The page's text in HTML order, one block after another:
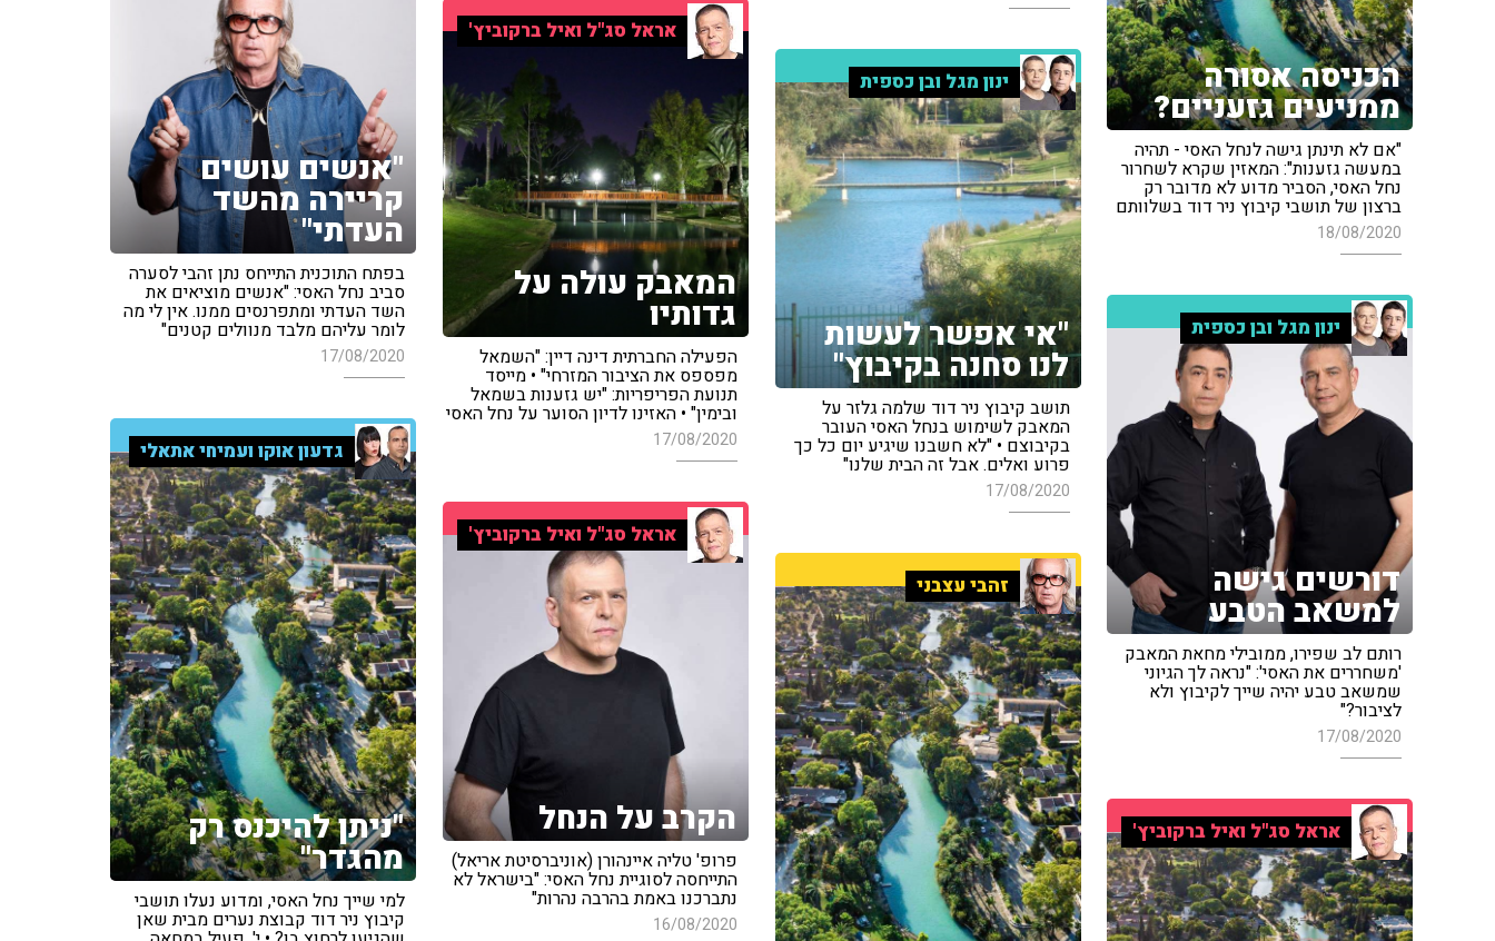
הכניסה אסורה
ממניעים גזעניים?
"אם לא תינתן גישה לנחל האסי - תהיה
במעשה גזענות": המאזין שקרא לשחרור
נחל האסי, הסביר מדוע לא מדובר רק
ברצון של תושבי קיבוץ ניר דוד בשלוותם
18/08/2020
"אנשים עושים
קריירה מהשד
העדתי"
בפתח התוכנית התייחס נתן זהבי לסערה
סביב נחל האסי: "אנשים מוציאים את
השד העדתי ומתפרנסים ממנו. אין לי מה
לומר עליהם מלבד מנוולים קטנים"
17/08/2020
אראל סג"ל ואיל ברקוביץ'
המאבק עולה על
גדותיו
הפעילה החברתית דינה דיין: "השמאל
מפספס את הציבור המזרחי" • מייסד
תנועת הפריפריות: "יש גזענות בשמאל
ובימין" • האזינו לדיון הסוער על נחל האסי
17/08/2020
ינון מגל ובן כספית
"אי אפשר לעשות
לנו סחנה בקיבוץ"
תושב קיבוץ ניר דוד שלמה גלזר על
המאבק לשימוש בנחל האסי העובר
בקיבוצם • "לא חשבנו שיגיע יום כל כך
פרוע ואלים. אבל זה הבית שלנו"
17/08/2020
ינון מגל ובן כספית
דורשים גישה
למשאב הטבע
רותם לב שפירו, ממובילי מחאת המאבק
'משחררים את האסי': "נראה לך הגיוני
שמשאב טבע יהיה שייך לקיבוץ ולא
לציבור?"
17/08/2020
גדעון אוקו ועמיחי אתאלי
"ניתן להיכנס רק
מהגדר"
למי שייך נחל האסי, ומדוע נעלו תושבי
קיבוץ ניר דוד קבוצת נערים מבית שאן
אראל סג"ל ואיל ברקוביץ'
הקרב על הנחל
פרופ' טליה איינהורן (אוניברסיטת אריאל)
התייחסה לסוגיית נחל האסי: "בישראל לא
נתברכנו באמת בהרבה נהרות"
16/08/2020
זהבי עצבני
אראל סג"ל ואיל ברקוביץ'